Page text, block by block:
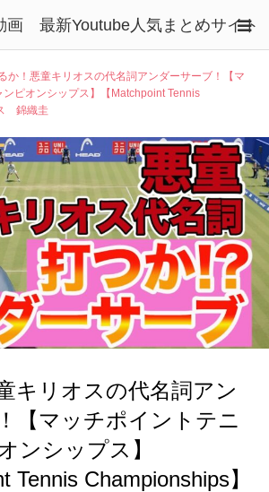
画 最新Youtube人気まとめサイト
か！悪童キリオスの代名詞アンダーサーブ！【マ
ンピオンシップス】【Matchpoint Tennis
錦織圭
キリオスの代名詞アン
【マッチポイントテニ
ンシップス】
Tennis Championships】